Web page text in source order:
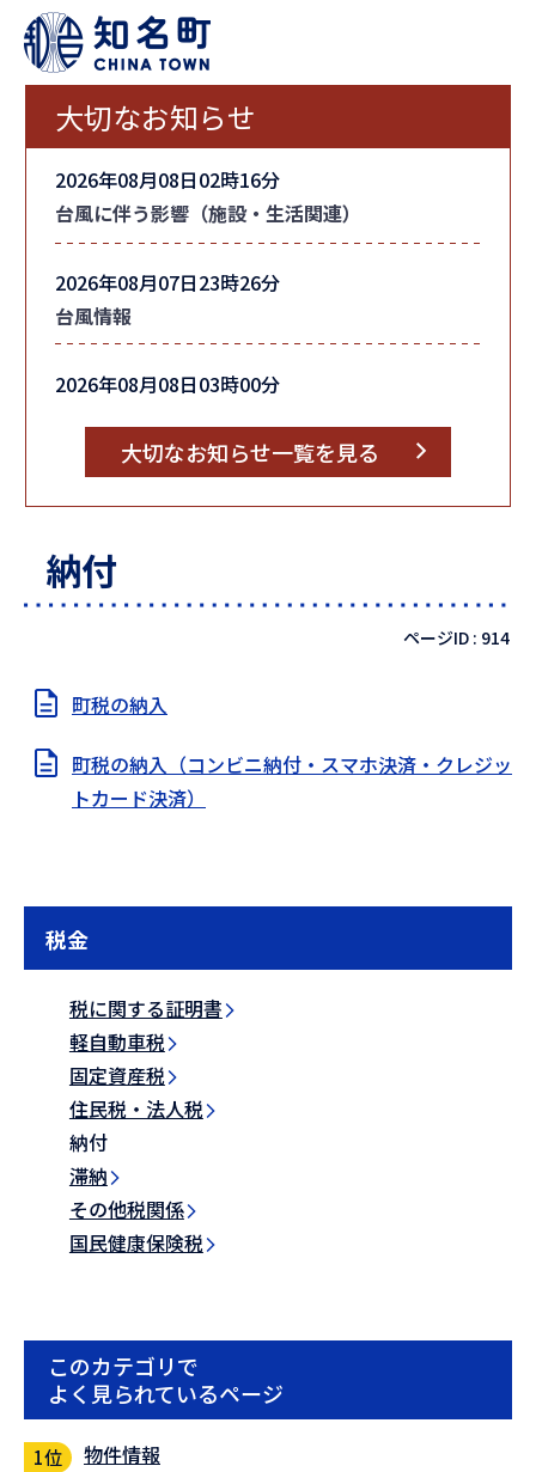
大切なお知らせ
2026年08月08日02時16分
台風に伴う影響（施設・生活関連）
2026年08月07日23時26分
台風情報
2026年08月08日03時00分
大切なお知らせ一覧を見る
納付
ページID : 914
町税の納入
町税の納入（コンビニ納付・スマホ決済・クレジッ
トカード決済）
税金
税に関する証明書
軽自動車税
固定資産税
住民税・法人税
納付
滞納
その他税関係
国民健康保険税
このカテゴリで
よく見られているページ
物件情報